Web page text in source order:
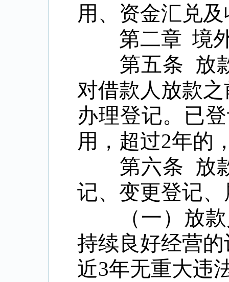
用、资金汇兑
第二章 境
第五条 放款
对借款人放款
办理登记。已
用，超过2年的
第六条 放款
记、变更登记
（一）放款
持续良好经营
近3年无重大违